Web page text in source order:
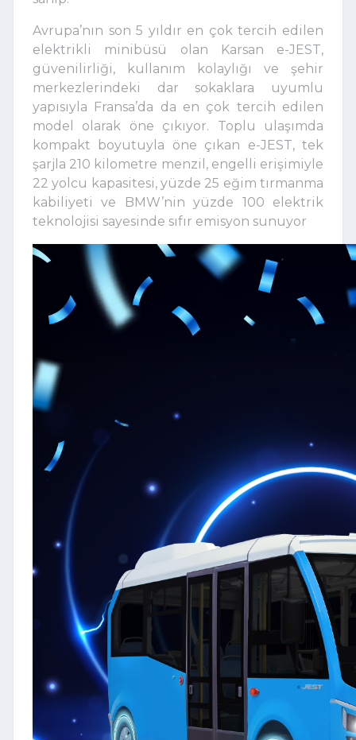
Avrupa’nın son 5 yıldır en çok tercih edilen
elektrikli minibüsü olan Karsan e-JEST,
güvenilirliği, kullanım kolaylığı ve şehir
merkezlerindeki dar sokaklara uyumlu
yapısıyla Fransa’da da en çok tercih edilen
model olarak öne çıkıyor. Toplu ulaşımda
kompakt boyutuyla öne çıkan e-JEST, tek
şarjla 210 kilometre menzil, engelli erişimiyle
22 yolcu kapasitesi, yüzde 25 eğim tırmanma
kabiliyeti ve BMW’nin yüzde 100 elektrik
teknolojisi sayesinde sıfır emisyon sunuyor